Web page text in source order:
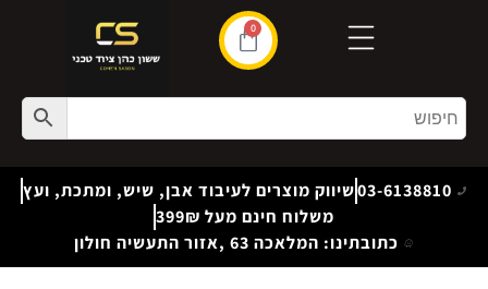
0
03-6138810שיווק מוצרים לעיבוד אבן, שיש, ומתכת, ועץ
משלוח חינם מעל 399₪
כתובתינו: המלאכה 63 ,אזור התעשיה חולון